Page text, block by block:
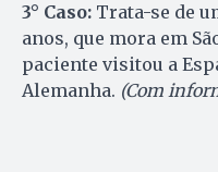
3° Caso: Trata-se de
anos, que mora em
paciente visitou a
Alemanha. (Com